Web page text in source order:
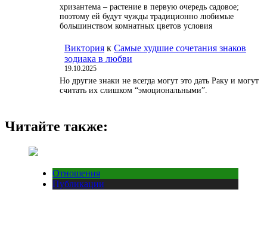
хризантема – растение в первую очередь садовое;
поэтому ей будут чужды традиционно любимые
большинством комнатных цветов условия
Виктория к Самые худшие сочетания знаков
зодиака в любви
19.10.2025
Но другие знаки не всегда могут это дать Раку и могут
считать их слишком “эмоциональными”.
Читайте также:
Отношения
Публикации